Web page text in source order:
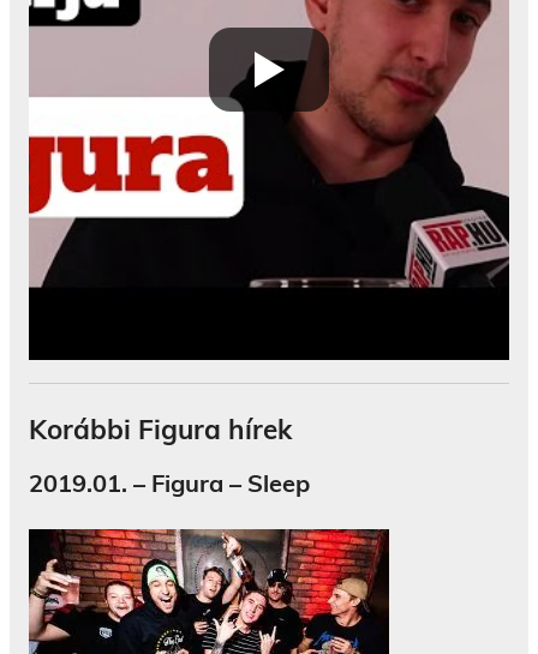
Korábbi Figura hírek
2019.01. – Figura – Sleep